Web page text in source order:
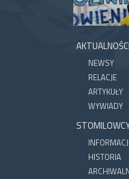
AKTUALNOŚCI
NEWSY
RELACJE
ARTYKUŁY
WYWIADY
HISTORIA